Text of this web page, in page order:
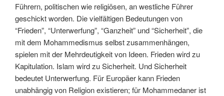
Führern, politischen wie religiösen, an westliche Führer
geschickt worden. Die vielfältigen Bedeutungen von
“Frieden”, “Unterwerfung”, “Ganzheit” und “Sicherheit”, die
mit dem Mohammedismus selbst zusammenhängen,
spielen mit der Mehrdeutigkeit von Ideen. Frieden wird zu
Kapitulation. Islam wird zu Sicherheit. Und Sicherheit
bedeutet Unterwerfung. Für Europäer kann Frieden
unabhängig von Religion existieren; für Mohammedaner ist